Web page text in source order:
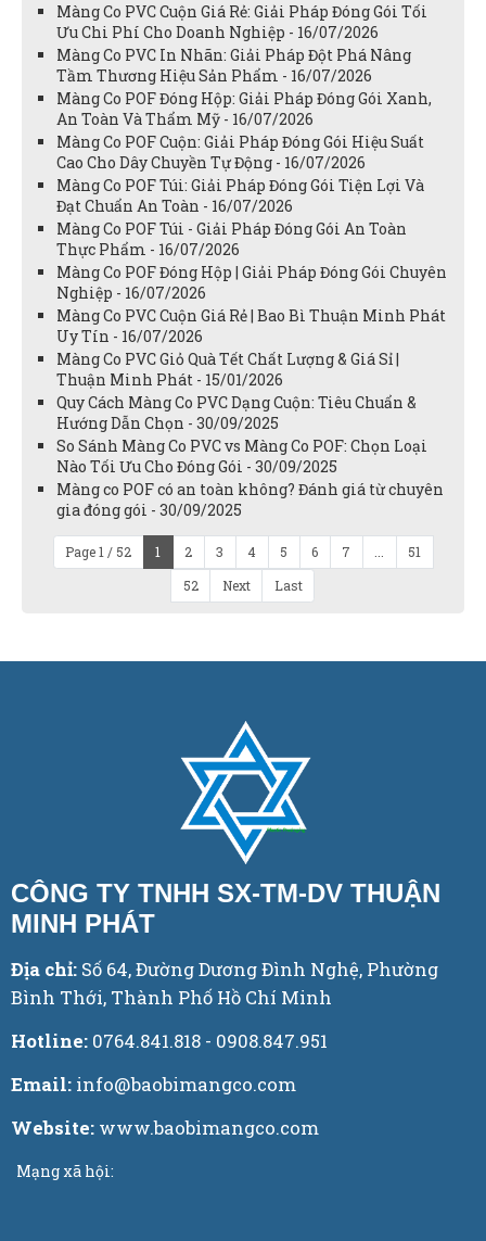
Màng Co PVC Cuộn Giá Rẻ: Giải Pháp Đóng Gói Tối
Ưu Chi Phí Cho Doanh Nghiệp - 16/07/2026
Màng Co PVC In Nhãn: Giải Pháp Đột Phá Nâng
Tầm Thương Hiệu Sản Phẩm - 16/07/2026
Màng Co POF Đóng Hộp: Giải Pháp Đóng Gói Xanh,
An Toàn Và Thẩm Mỹ - 16/07/2026
Màng Co POF Cuộn: Giải Pháp Đóng Gói Hiệu Suất
Cao Cho Dây Chuyền Tự Động - 16/07/2026
Màng Co POF Túi: Giải Pháp Đóng Gói Tiện Lợi Và
Đạt Chuẩn An Toàn - 16/07/2026
Màng Co POF Túi - Giải Pháp Đóng Gói An Toàn
Thực Phẩm - 16/07/2026
Màng Co POF Đóng Hộp | Giải Pháp Đóng Gói Chuyên
Nghiệp - 16/07/2026
Màng Co PVC Cuộn Giá Rẻ | Bao Bì Thuận Minh Phát
Uy Tín - 16/07/2026
Màng Co PVC Giỏ Quà Tết Chất Lượng & Giá Sỉ |
Thuận Minh Phát - 15/01/2026
Quy Cách Màng Co PVC Dạng Cuộn: Tiêu Chuẩn &
Hướng Dẫn Chọn - 30/09/2025
So Sánh Màng Co PVC vs Màng Co POF: Chọn Loại
Nào Tối Ưu Cho Đóng Gói - 30/09/2025
Màng co POF có an toàn không? Đánh giá từ chuyên
gia đóng gói - 30/09/2025
Page 1 / 52 1 2 3 4 5 6 7 ...
51
52
Next Last
CÔNG TY TNHH SX-TM-DV THUẬN
MINH PHÁT
Địa chỉ: Số 64, Đường Dương Đình Nghệ, Phường
Bình Thới, Thành Phố Hồ Chí Minh
Hotline: 0764.841.818 - 0908.847.951
Email: info@baobimangco.com
Website: www.baobimangco.com
Mạng xã hội: